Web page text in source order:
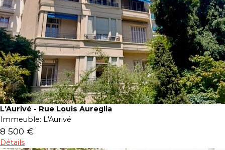
L'Aurivé - Rue Louis Aureglia
Immeuble: L'Aurivé
8 500 €
Détails